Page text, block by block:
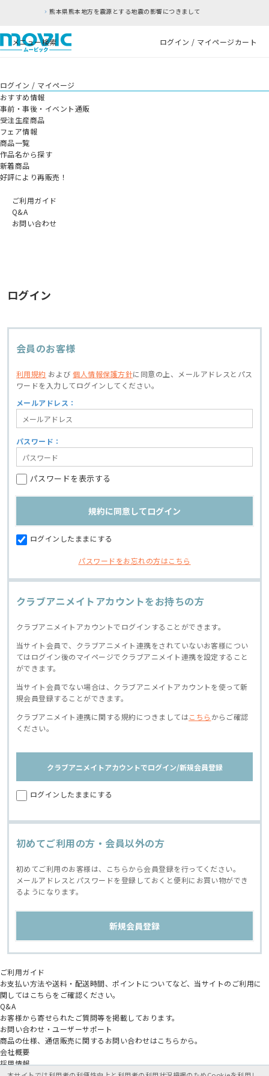
本地方を震源とする地震の影響につきまして
メニュー検索 ログイン / マイページカート
ログイン / マイページ
おすすめ情報
事前・事後・イベント通販
受注生産商品
フェア情報
商品一覧
作品名から探す
新着商品
好評により再販売！
ご利用ガイド
Q&A
お問い合わせ
ログイン
会員のお客様
利用規約 および個人情報保護方針に同意の上、
メールアドレスとパス
ワードを入力してログインしてください。
メールアドレス：
パスワード：
パスワードを表示する
ログインしたままにする
パスワードをお忘れの方はこちら
クラブアニメイトアカウントをお持ちの方
クラブアニメイトアカウントでログインすることができます。
当サイト会員で、クラブアニメイト連携をされていないお客様につい
てはログイン後のマイページでクラブアニメイト連携を設定すること
ができます。
当サイト会員でない場合は、クラブアニメイトアカウントを使って新
規会員登録することができます。
クラブアニメイト連携に関する規約につきましてはこちら からご確認
ください。
クラブアニメイトアカウントでログイン/新規会員登録
ログインしたままにする
初めてご利用の方・会員以外の方
初めてご利用のお客様は、こちらから会員登録を行ってください。
メールアドレスとパスワードを登録しておくと便利にお買い物ができ
るようになります。
ご利用ガイド
お支払い方法や送料・配送時間、ポイントについてなど、当サイトのご利用に
関してはこちらをご確認ください。
Q&A
お客様から寄せられたご質問等を掲載しております。
お問い合わせ・ユーザーサポート
商品の仕様、通信販売に関するお問い合わせはこちらから。
会社概要
採用情報